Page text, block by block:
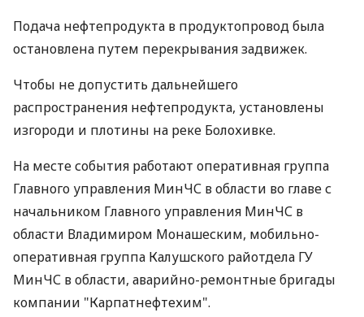
Подача нефтепродукта в продуктопровод была
остановлена путем перекрывания задвижек.
Чтобы не допустить дальнейшего
распространения нефтепродукта, установлены
изгороди и плотины на реке Болохивке.
На месте события работают оперативная группа
Главного управления МинЧС в области во главе с
начальником Главного управления МинЧС в
области Владимиром Монашеским, мобильно-
оперативная группа Калушского райотдела ГУ
МинЧС в области, аварийно-ремонтные бригады
компании "Карпатнефтехим".